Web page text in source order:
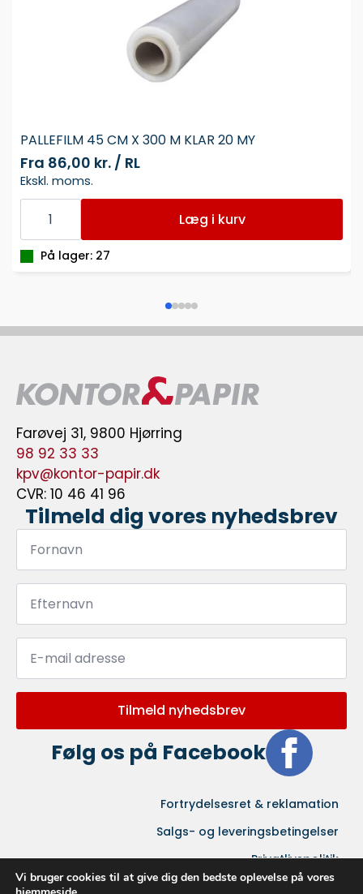
PALLEFILM 45 CM X 300 M KLAR 20 MY
Fra 86,00 kr. / RL
Ekskl. moms.
PALLEFILM
X
300
M
Læg i kurv
På lager: 27
Farøvej 31, 9800 Hjørring
98 92 33 33
kpv@kontor-papir.dk
CVR: 10 46 41 96
Tilmeld dig vores nyhedsbrev
Fornavn
Efternavn
Email
Tilmeld nyhedsbrev
Følg os på Facebook
Fortrydelsesret & reklamation
Salgs- og leveringsbetingelser
Privatlivspolitik
Vi bruger cookies til at give dig den bedste oplevelse på vores